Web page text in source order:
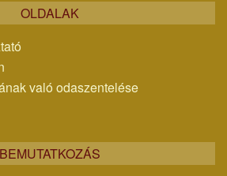
OLDALAK
való odaszentelése
BEMUTATKOZÁS